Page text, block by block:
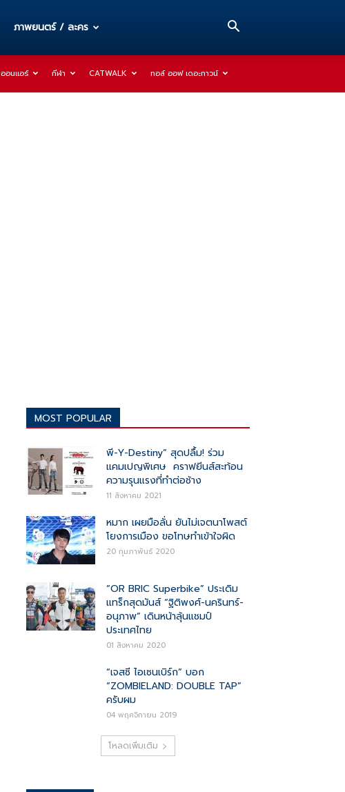
ภาพยนตร์ / ละคร
ออนแอร์ กีฬา CATWALK ทอล์ ออฟ เดอะทาวน์
MOST POPULAR
พี-Y-Destiny” สุดปลื้ม! ร่วม
แคมเปญพิเศษ คราฟยีนส์สะท้อน
ความรุนแรงที่ทำต่อช้าง
11 สิงหาคม 2021
หมาก เผยมือลั่น ยันไม่เจตนาโพสต์
โยงการเมือง ขอโทษทำเข้าใจผิด
20 กุมภาพันธ์ 2020
“OR BRIC Superbike” ประเดิม
แทร็กสุดมันส์ “ฐิติพงศ์-นครินทร์-
อนุภาพ” เดินหน้าลุ้นแชมป์
ประเทศไทย
01 สิงหาคม 2020
“เจสซี ไอเซนเบิร์ก” บอก
“ZOMBIELAND: DOUBLE TAP”
ครับผม
04 พฤศจิกายน 2019
โหลดเพิ่มเติม